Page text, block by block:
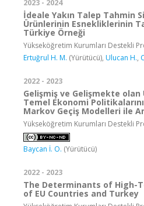
2023 - 2024
İdeale Yakın Talep Tahmin
Ürünlerinin Esnekliklerinin
Türkiye Örneği
Yükseköğretim Kurumları Destekli
Ertuğrul H. M. (Yürütücü), Ulucan H.,
2022 - 2023
Gelişmiş ve Gelişmekte olan
Temel Ekonomi
Markov Geçiş Modelleri ile
Yükseköğretim Kurumları Destekli
Baycan İ. O. (Yürütücü)
2022 - 2023
The Determinants of High-
of EU Countries and Turkey